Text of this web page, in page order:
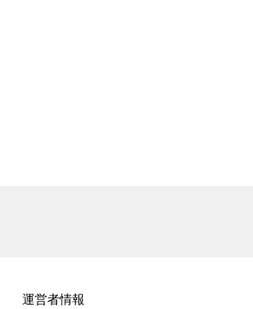
運営者情報